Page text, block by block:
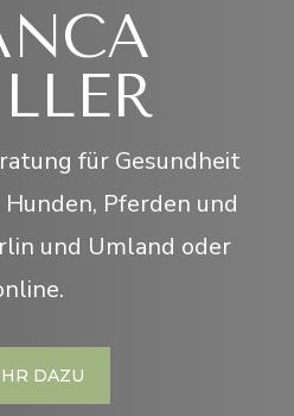
für Gesundheit
Pferden und
und Umland oder
DAZU